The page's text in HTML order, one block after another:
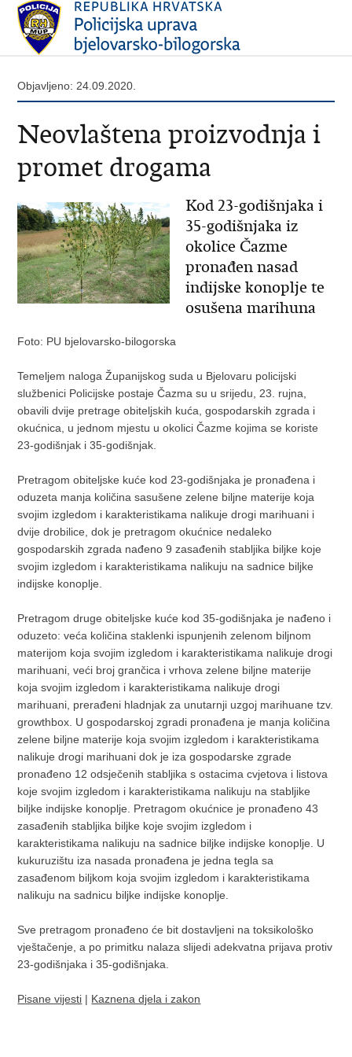
Objavljeno: 24.09.2020.
Neovlaštena proizvodnja i
promet drogama
Kod 23-godišnjaka i
35-godišnjaka iz
okolice Čazme
pronađen nasad
indijske konoplje te
osušena marihuna
Foto: PU bjelovarsko-bilogorska
Temeljem naloga Županijskog suda u Bjelovaru policijski
službenici Policijske postaje Čazma su u srijedu, 23. rujna,
obavili dvije pretrage obiteljskih kuća, gospodarskih zgrada i
okućnica, u jednom mjestu u okolici Čazme kojima se koriste
23-godišnjak i 35-godišnjak.
Pretragom obiteljske kuće kod 23-godišnjaka je pronađena i
oduzeta manja količina sasušene zelene biljne materije koja
svojim izgledom i karakteristikama nalikuje drogi marihuani i
dvije drobilice, dok je pretragom okućnice nedaleko
gospodarskih zgrada nađeno 9 zasađenih stabljika biljke koje
svojim izgledom i karakteristikama nalikuju na sadnice biljke
indijske konoplje.
Pretragom druge obiteljske kuće kod 35-godišnjaka je nađeno i
oduzeto: veća količina staklenki ispunjenih zelenom biljnom
materijom koja svojim izgledom i karakteristikama nalikuje drogi
marihuani, veći broj grančica i vrhova zelene biljne materije
koja svojim izgledom i karakteristikama nalikuje drogi
marihuani, prerađeni hladnjak za unutarnji uzgoj marihuane tzv.
growthbox. U gospodarskoj zgradi pronađena je manja količina
zelene biljne materije koja svojim izgledom i karakteristikama
nalikuje drogi marihuani dok je iza gospodarske zgrade
pronađeno 12 odsječenih stabljika s ostacima cvjetova i listova
koje svojim izgledom i karakteristikama nalikuju na stabljike
biljke indijske konoplje. Pretragom okućnice je pronađeno 43
zasađenih stabljika biljke koje svojim izgledom i
karakteristikama nalikuju na sadnice biljke indijske konoplje. U
kukuruzištu iza nasada pronađena je jedna tegla sa
zasađenom biljkom koja svojim izgledom i karakteristikama
nalikuju na sadnicu biljke indijske konoplje.
Sve pretragom pronađeno će bit dostavljeni na toksikološko
vještačenje, a po primitku nalaza slijedi adekvatna prijava protiv
23-godišnjaka i 35-godišnjaka.
Pisane vijesti | Kaznena djela i zakon